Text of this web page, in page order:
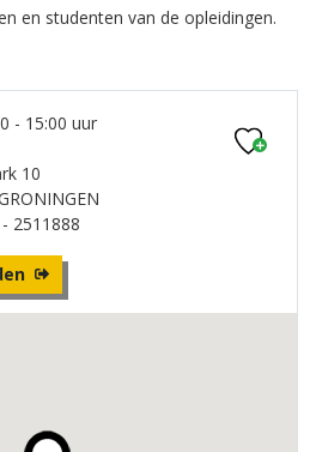
en studenten van de opleidingen.
- 15:00 uur
10
2511888